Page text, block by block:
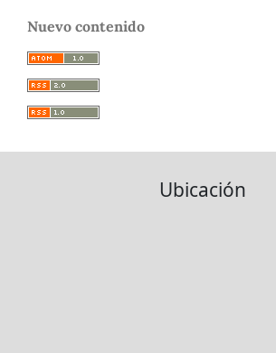
Nuevo contenido
Ubicación